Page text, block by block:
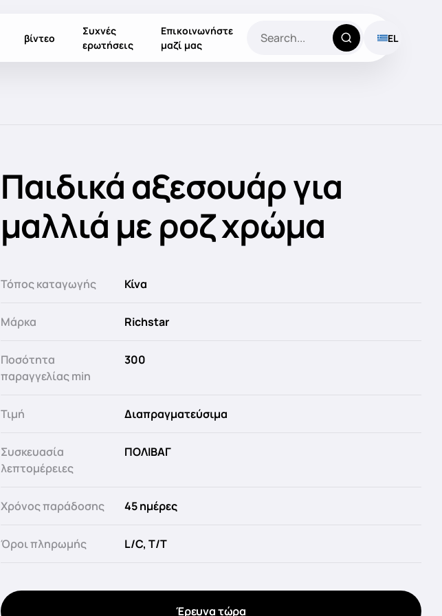
βίντεο
Συχνές
ερωτήσεις
Επικοινωνήστε
μαζί μας
EL
Παιδικά αξεσουάρ για
μαλλιά με ροζ χρώμα
Τόπος καταγωγής Κίνα
Μάρκα Richstar
Ποσότητα
παραγγελίας min
300
Τιμή Διαπραγματεύσιμα
Συσκευασία
λεπτομέρειες
ΠΟΛΙΒΑΓ
Χρόνος παράδοσης 45 ημέρες
Όροι πληρωμής L/C, T/T
Έρευνα τώρα